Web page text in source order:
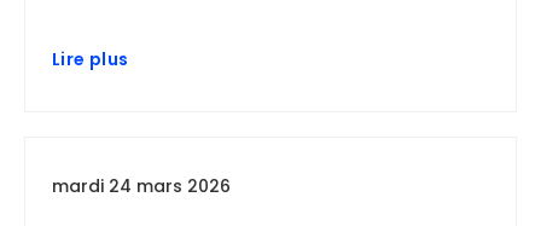
Lire plus
mardi 24 mars 2026